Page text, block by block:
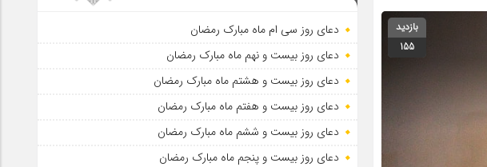
بازدید
155
دعای روز سی ام ماه مبارک رمضان
دعای روز بیست و نهم ماه مبارک رمضان
دعای روز بیست و هشتم ماه مبارک رمضان
دعای روز بیست و هفتم ماه مبارک رمضان
دعای روز بیست و ششم ماه مبارک رمضان
دعای روز بیست و پنجم ماه مبارک رمضان